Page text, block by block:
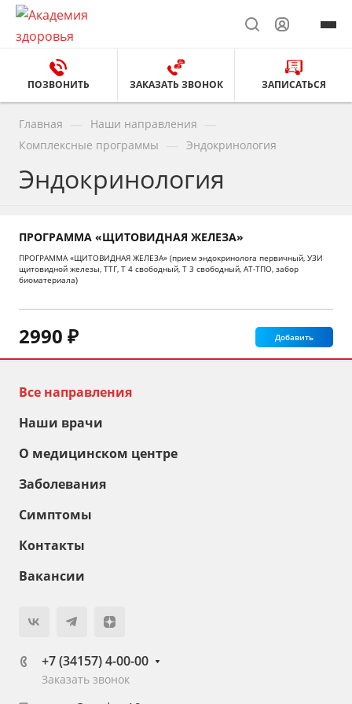
ПОЗВОНИТЬ ЗАКАЗАТЬ ЗВОНОК ЗАПИСАТЬСЯ
Главная Наши направления
Комплексные программы Эндокринология
Эндокринология
ПРОГРАММА «ЩИТОВИДНАЯ ЖЕЛЕЗА»
ПРОГРАММА «ЩИТОВИДНАЯ ЖЕЛЕЗА» (прием эндокринолога первичный, УЗИ
щитовидной железы, ТТГ, Т 4 свободный, Т 3 свободный, АТ-ТПО, забор
биоматериала)
2990 ₽ Добавить
Все направления
Наши врачи
О медицинском центре
Заболевания
Симптомы
Контакты
Вакансии
+7 (34157) 4-00-00
Заказать звонок